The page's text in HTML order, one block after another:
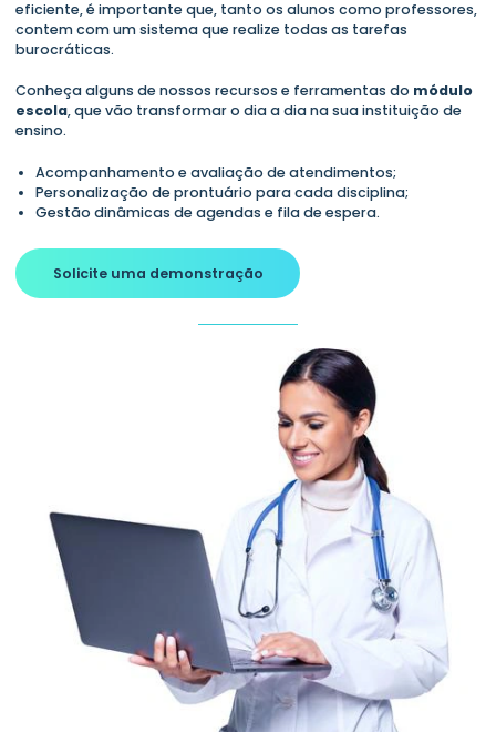
eficiente, é importante que, tanto os alunos como professores,
contem com um sistema que realize todas as tarefas
burocráticas.
Conheça alguns de nossos recursos e ferramentas do módulo
escola, que vão transformar o dia a dia na sua instituição de
ensino.
Acompanhamento e avaliação de atendimentos;
Personalização de prontuário para cada disciplina;
Gestão dinâmicas de agendas e fila de espera.
Solicite uma demonstração